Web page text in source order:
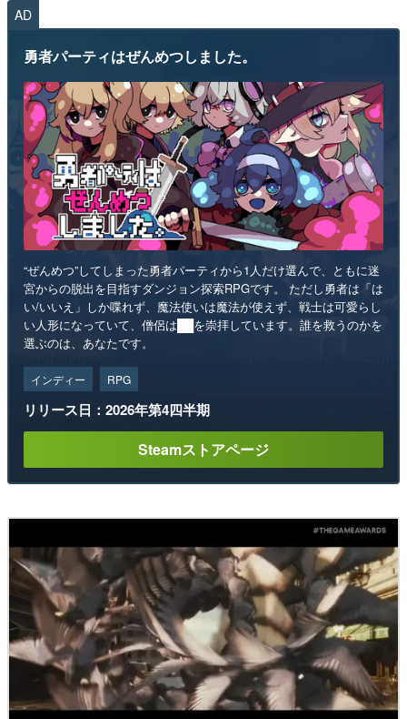
AD
勇者パーティはぜんめつしました。
“ぜんめつ”してしまった勇者パーティから1人だけ選んで、ともに迷
宮からの脱出を目指すダンジョン探索RPGです。 ただし勇者は「は
い/いいえ」しか喋れず、魔法使いは魔法が使えず、戦士は可愛らし
い人形になっていて、僧侶は██を崇拝しています。誰を救うのかを
選ぶのは、あなたです。
インディー RPG
リリース日：2026年第4四半期
Steamストアページ